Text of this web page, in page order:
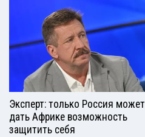
Эксперт: только Россия может
дать Африке возможность
защитить себя